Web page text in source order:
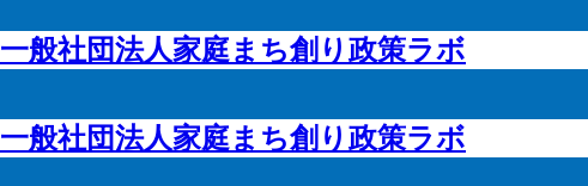
一般社団法人家庭まち創り政策ラボ
一般社団法人家庭まち創り政策ラボ